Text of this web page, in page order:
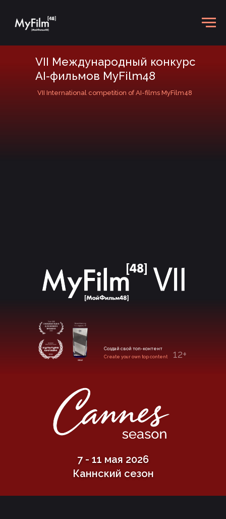
Create your own top content
Создай свой топ-контент
VII International competition of AI-films MyFilm48
VII Международный конкурс
AI-фильмов MyFilm48
12+
7 - 11 мая 2026
Каннский сезон